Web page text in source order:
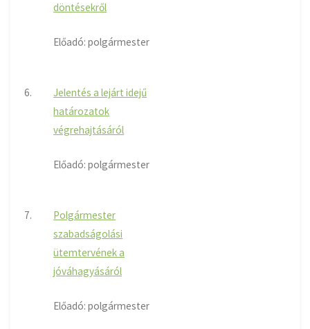
döntésekről
Előadó: polgármester
6.
Jelentés a lejárt idejű
határozatok
végrehajtásáról
Előadó: polgármester
7.
Polgármester
szabadságolási
ütemtervének a
jóváhagyásáról
Előadó: polgármester